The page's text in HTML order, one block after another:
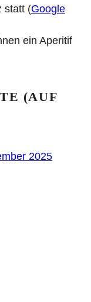
statt (Google
ein Aperitif
(AUF
2025